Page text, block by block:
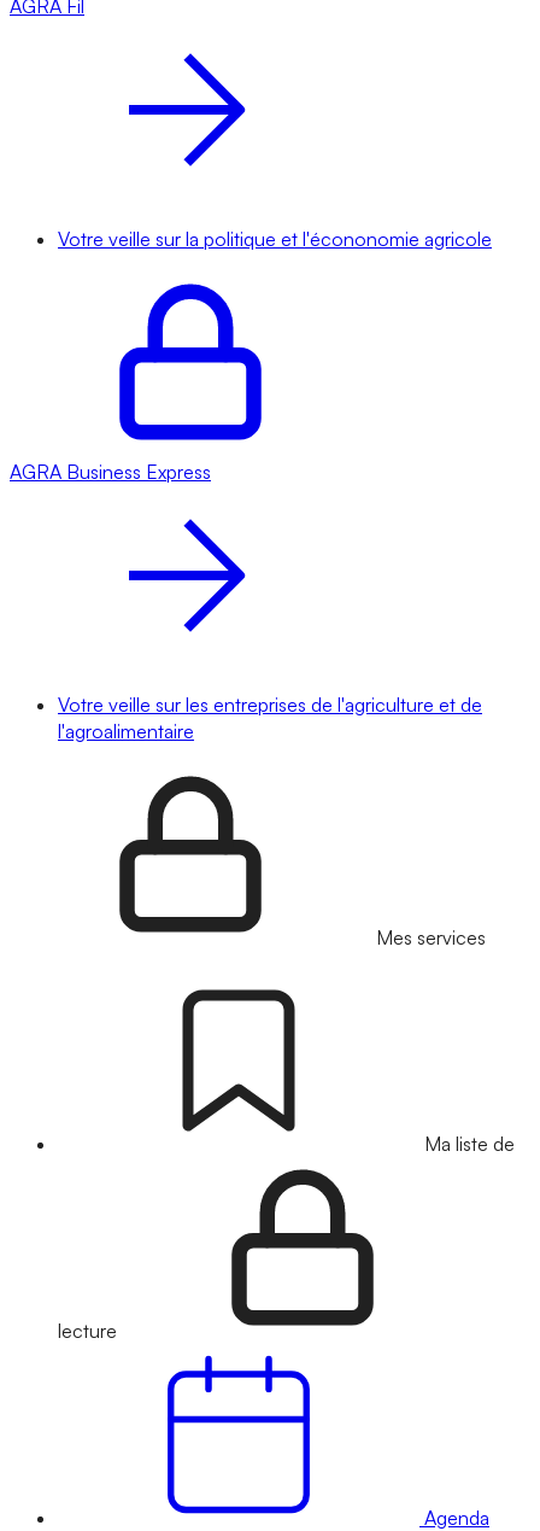
AGRA Fil
Votre veille sur la politique et l'écononomie agricole
AGRA Business Express
Votre veille sur les entreprises de l'agriculture et de
l'agroalimentaire
Mes services
Ma liste de
lecture
Agenda